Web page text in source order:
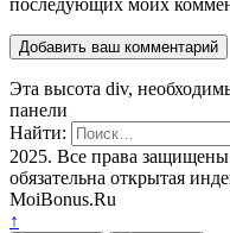
последующих моих
Эта высота div,
панели
Найти:
2025. Все права
обязательна открытая
MoiBonus.Ru
↑